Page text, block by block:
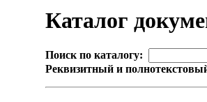
Каталог
Поиск по каталогу:
Реквизитный и